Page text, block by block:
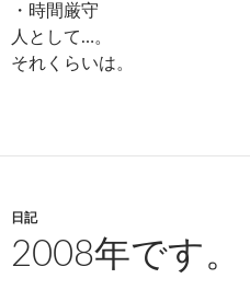
・時間厳守
人として…。
それくらいは。
日記
2008年です。